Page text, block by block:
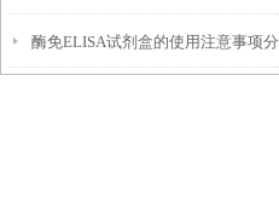
节
酶免ELISA试剂盒的使用注意事项分